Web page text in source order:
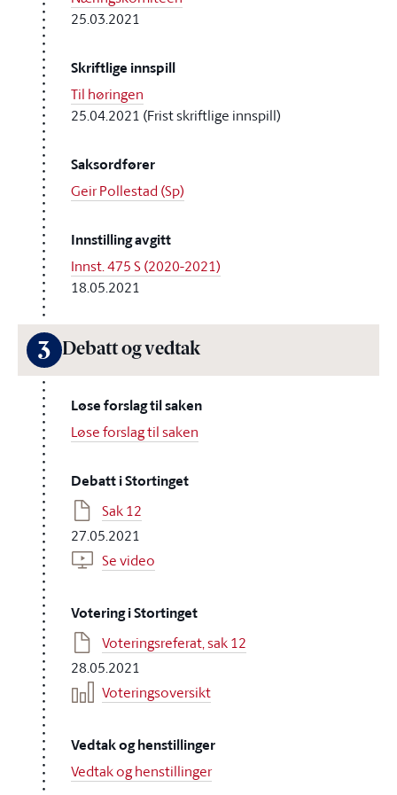
25.03.2021
Skriftlige innspill
Til høringen
25.04.2021 (Frist skriftlige innspill)
Saksordfører
Geir Pollestad (Sp)
Innstilling avgitt
Innst. 475 S (2020-2021)
18.05.2021
3 Debatt og vedtak
Løse forslag til saken
Løse forslag til saken
Debatt i Stortinget
Sak 12
27.05.2021
Se video
Votering i Stortinget
Voteringsreferat, sak 12
28.05.2021
Voteringsoversikt
Vedtak og henstillinger
Vedtak og henstillinger